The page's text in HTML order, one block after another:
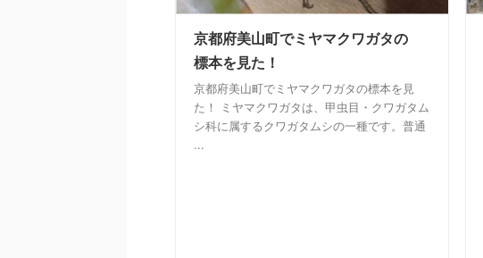
京都府美山町でミヤマクワガタの
標本を見た！
京都府美山町でミヤマクワガタの標本を見
た！ ミヤマクワガタは、甲虫目・クワガタム
シ科に属するクワガタムシの一種です。普通
...